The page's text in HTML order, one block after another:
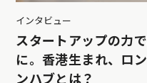
インタビュー
スタートアップの力
に。香港生まれ、ロ
ンハブとは？